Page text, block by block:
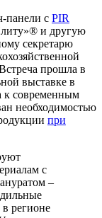
панели с PIR
и другую
секретарю
прошла в
выставке в
к современным
необходимостью
при
с
–
в регионе